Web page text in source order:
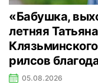
«Бабушка,
летняя
рилсов
05.08.2026